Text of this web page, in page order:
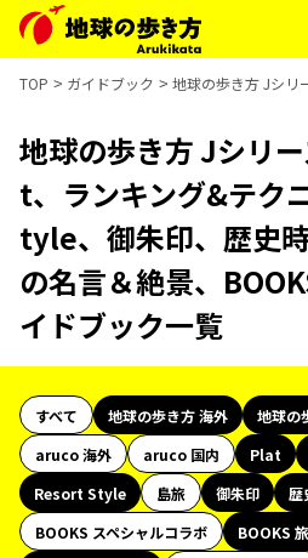
TOP ガイドブック 地球の歩き方 Jシリ
地球の歩き方 Jシリ
t、ランキング&テク
tyle、御朱印、歴史
の名言＆絶景、
イドブック一覧
すべて 地球の歩き方 海外
地球の
aruco 海外
aruco 国内 Plat
Resort Style
島旅 御朱印 歴
BOOKS スペシャルコラボ
BOOKS